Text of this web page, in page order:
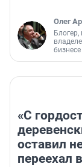
Олег
бизнесе
«С
оставил
переехал